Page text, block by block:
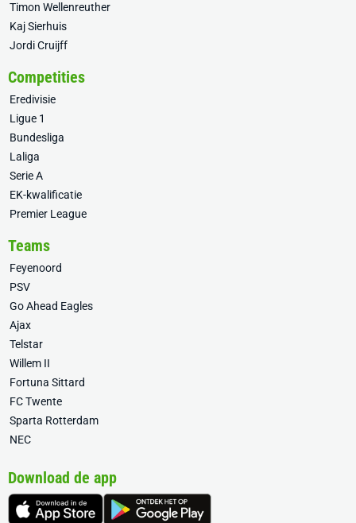
Timon Wellenreuther
Kaj Sierhuis
Jordi Cruijff
Competities
Eredivisie
Ligue 1
Bundesliga
Laliga
Serie A
EK-kwalificatie
Premier League
Teams
Feyenoord
PSV
Go Ahead Eagles
Ajax
Telstar
Willem II
Fortuna Sittard
FC Twente
Sparta Rotterdam
NEC
Download de app